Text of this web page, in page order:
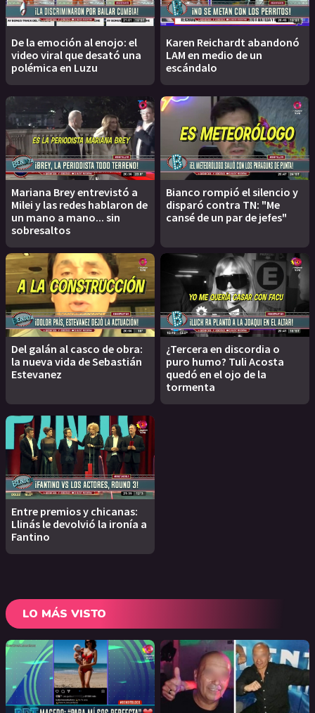
De la emoción al enojo: el
video viral que desató una
polémica en Luzu
Karen Reichardt abandonó
LAM en medio de un
escándalo
Mariana Brey entrevistó a
Milei y las redes hablaron de
un mano a mano... sin
sobresaltos
Bianco rompió el silencio y
disparó contra TN: "Me
cansé de un par de jefes"
Del galán al casco de obra:
la nueva vida de Sebastián
Estevanez
¿Tercera en discordia o
puro humo? Tuli Acosta
quedó en el ojo de la
tormenta
Entre premios y chicanas:
Llinás le devolvió la ironía a
Fantino
LO MÁS VISTO